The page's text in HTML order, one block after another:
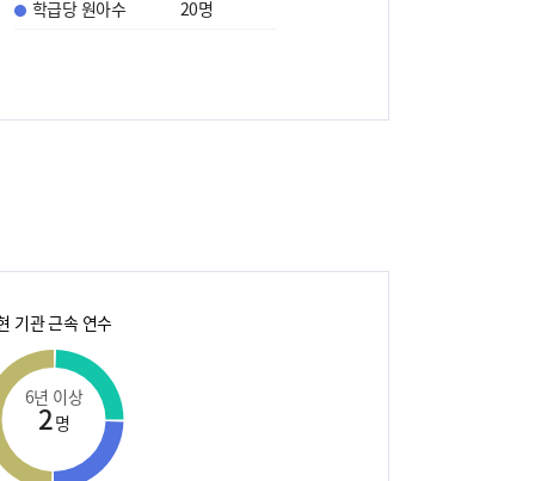
학급당 원아수
20명
기관 근속 연수
6년 이상
2명